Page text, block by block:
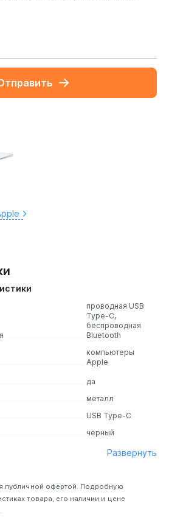
проводная USB
Type-C,
беспроводная
Bluetooth
компьютеры
Apple
да
металл
USB Type-C
чёрный
Развернуть
публичной офертой. Подробную
товара, его наличии и цене